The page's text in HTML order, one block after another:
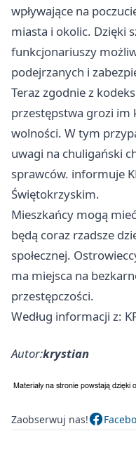
wpływające na
miasta i okolic. Dzięki
funkcjonariuszy
podejrzanych i
Teraz zgodnie z
przestępstwa grozi im
wolności. W tym
uwagi na chuligański
sprawców. informuje
Świętokrzyskim.
Mieszkańcy mogą
będą coraz rzadsze
społecznej.
ma miejsca na
przestępczości.
Według informacji z:
Autor:krystian
Zaobserwuj nas!